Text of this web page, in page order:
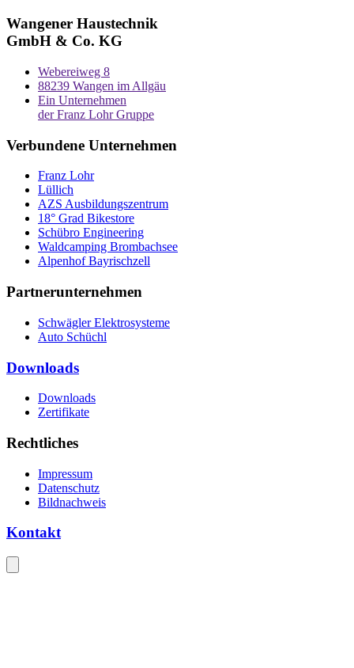
Wangener Haustechnik
GmbH & Co. KG
Webereiweg 8
88239 Wangen im Allgäu
Ein Unternehmen
der Franz Lohr Gruppe
Verbundene Unternehmen
Franz Lohr
Lüllich
AZS Ausbildungszentrum
18° Grad Bikestore
Schübro Engineering
Waldcamping Brombachsee
Alpenhof Bayrischzell
Partnerunternehmen
Schwägler Elektrosysteme
Auto Schüchl
Downloads
Downloads
Zertifikate
Rechtliches
Impressum
Datenschutz
Bildnachweis
Kontakt